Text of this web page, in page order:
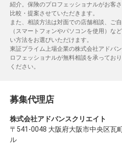
紹介。保険のプロフェッショナルがお客
比較・提案させていただきます。
また、相談方法は対面での店舗相談、ご
（スマートフォンやパソコンを使用）な
い方法をお選びいただけます。
東証プライム上場企業の株式会社アドバ
ロフェッショナルが無料相談を承ってお
ください。
募集代理店
株式会社アドバンスクリエイト
〒541-0048 大阪府大阪市中央区瓦
ル